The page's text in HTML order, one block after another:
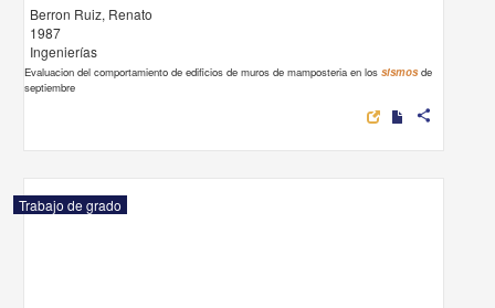
Berron Ruiz, Renato
1987
Ingenierías
Evaluacion del comportamiento de edificios de muros de mamposteria en lossismosde
septiembre
share
Trabajo de grado